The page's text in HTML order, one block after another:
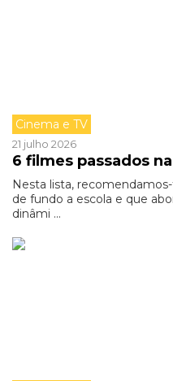
Cinema e TV
21 julho 2026
6 filmes passados
Nesta lista,
de fundo a escola e que
dinâmi ...